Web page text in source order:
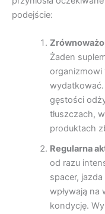
podejście:
Żaden
organizmowi
gęstości
tłuszczach,
produktach
Regularna
od razu
spacer,
wpływają na
kondycję.